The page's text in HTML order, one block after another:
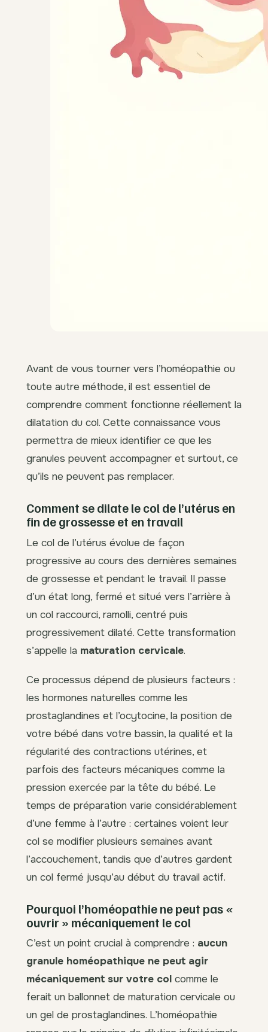
Avant de vous tourner vers l’homéopathie ou
toute autre méthode, il est essentiel de
comprendre comment fonctionne réellement la
dilatation du col. Cette connaissance vous
permettra de mieux identifier ce que les
granules peuvent accompagner et surtout, ce
qu’ils ne peuvent pas remplacer.
Comment se dilate le col de l’utérus en
fin de grossesse et en travail
Le col de l’utérus évolue de façon
progressive au cours des dernières semaines
de grossesse et pendant le travail. Il passe
d’un état long, fermé et situé vers l’arrière à
un col raccourci, ramolli, centré puis
progressivement dilaté. Cette transformation
s’appelle la maturation cervicale.
Ce processus dépend de plusieurs facteurs :
les hormones naturelles comme les
prostaglandines et l’ocytocine, la position de
votre bébé dans votre bassin, la qualité et la
régularité des contractions utérines, et
parfois des facteurs mécaniques comme la
pression exercée par la tête du bébé. Le
temps de préparation varie considérablement
d’une femme à l’autre : certaines voient leur
col se modifier plusieurs semaines avant
l’accouchement, tandis que d’autres gardent
un col fermé jusqu’au début du travail actif.
Pourquoi l’homéopathie ne peut pas «
ouvrir » mécaniquement le col
C’est un point crucial à comprendre : aucun
granule homéopathique ne peut agir
mécaniquement sur votre col comme le
ferait un ballonnet de maturation cervicale ou
un gel de prostaglandines. L’homéopathie